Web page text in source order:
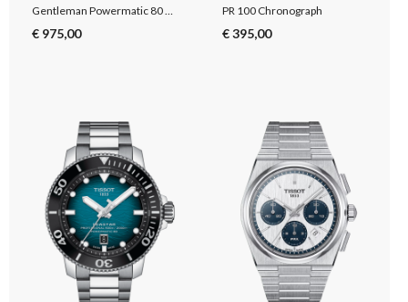
€ 975,00
PR 100 Chronograph
€ 395,00